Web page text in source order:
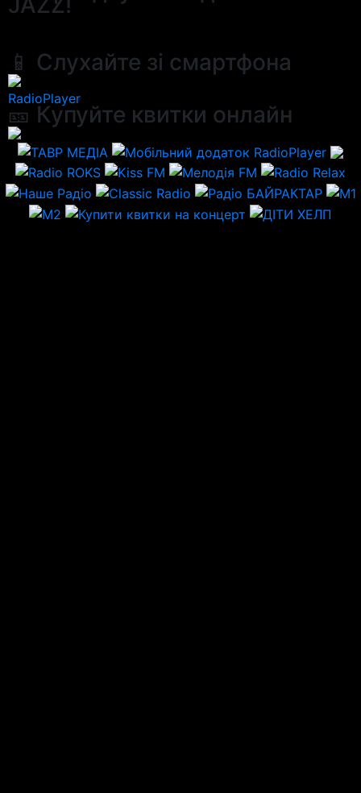
📱 Слухайте зі смартфона
RadioPlayer
🎫 Купуйте квитки онлайн